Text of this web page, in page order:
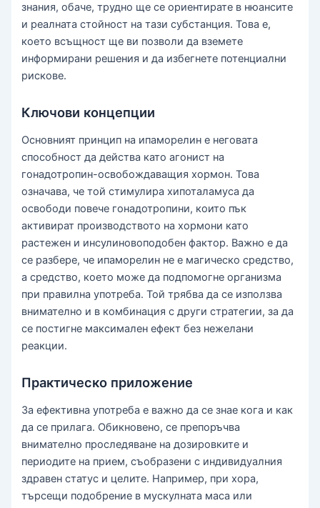
знания, обаче, трудно ще се ориентирате в нюансите
и реалната стойност на тази субстанция. Това е,
което всъщност ще ви позволи да вземете
информирани решения и да избегнете потенциални
рискове.
Ключови концепции
Основният принцип на ипаморелин е неговата
способност да действа като агонист на
гонадотропин-освобождаващия хормон. Това
означава, че той стимулира хипоталамуса да
освободи повече гонадотропини, които пък
активират производството на хормони като
растежен и инсулиновоподобен фактор. Важно е да
се разбере, че ипаморелин не е магическо средство,
а средство, което може да подпомогне организма
при правилна употреба. Той трябва да се използва
внимателно и в комбинация с други стратегии, за да
се постигне максимален ефект без нежелани
реакции.
Практическо приложение
За ефективна употреба е важно да се знае кога и как
да се прилага. Обикновено, се препоръчва
внимателно проследяване на дозировките и
периодите на прием, съобразени с индивидуалния
здравен статус и целите. Например, при хора,
търсещи подобрение в мускулната маса или